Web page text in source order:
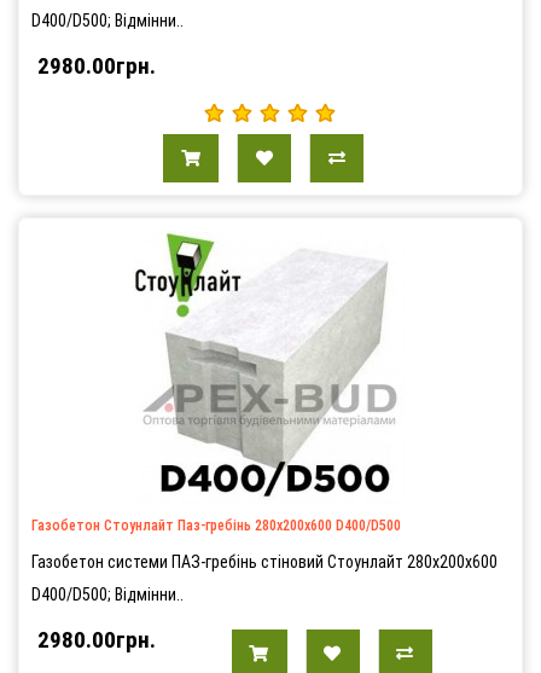
D400/D500; Відмінни..
2980.00грн.
Газобетон Стоунлайт Паз-гребінь 280х200х600 D400/D500
Газобетон системи ПАЗ-гребінь стіновий Стоунлайт 280х200х600
D400/D500; Відмінни..
2980.00грн.